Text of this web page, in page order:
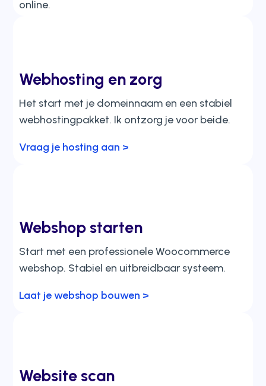
online.
Webhosting en zorg
Het start met je domeinnaam en een stabiel
webhostingpakket. Ik ontzorg je voor beide.
Vraag je hosting aan >
Webshop starten
Start met een professionele Woocommerce
webshop. Stabiel en uitbreidbaar systeem.
Laat je webshop bouwen >
Website scan